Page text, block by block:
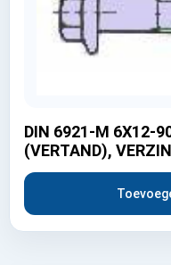
DIN 6921-M 6X12-
(VERTAND),